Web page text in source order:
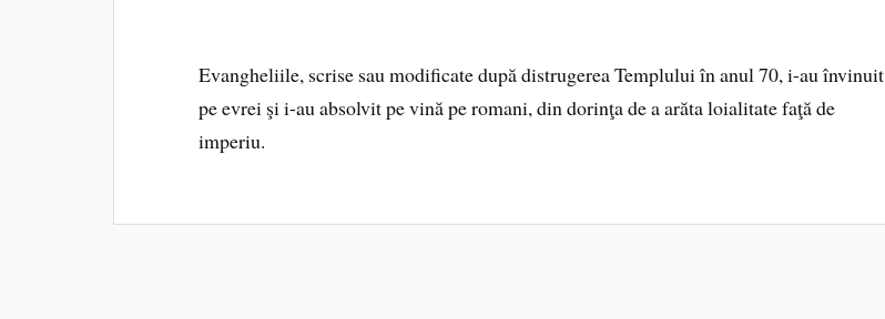
Evangheliile, scrise sau modificate după distrugerea Templului în anul 70, i-au învinuit
pe evrei şi i-au absolvit pe vină pe romani, din dorinţa de a arăta loialitate faţă de
imperiu.